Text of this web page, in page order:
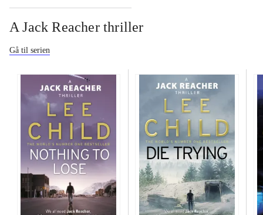
A Jack Reacher thriller
Gå til serien